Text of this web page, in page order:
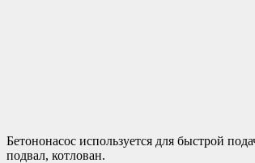
Бетононасос используется для быстрой
подвал, котлован.